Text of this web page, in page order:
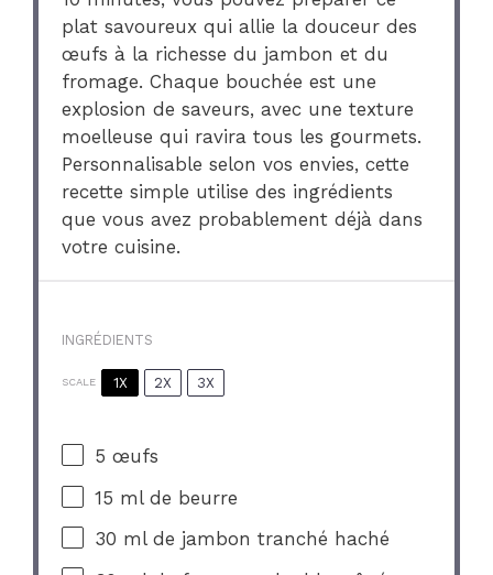
plat savoureux qui allie la douceur des
œufs à la richesse du jambon et du
fromage. Chaque bouchée est une
explosion de saveurs, avec une texture
moelleuse qui ravira tous les gourmets.
Personnalisable selon vos envies, cette
recette simple utilise des ingrédients
que vous avez probablement déjà dans
votre cuisine.
INGRÉDIENTS
SCALE 1X 2X 3X
5 œufs
15 ml de beurre
30 ml de jambon tranché haché